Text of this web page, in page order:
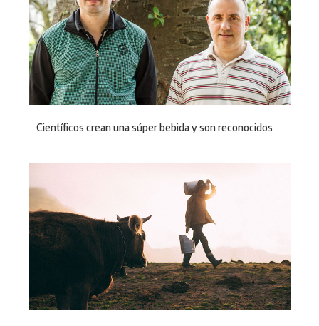
Científicos crean una súper bebida y son reconocidos